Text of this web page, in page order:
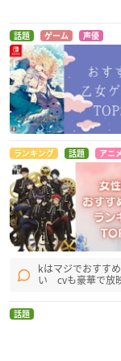
ZOMBIE-LOAN
赤月知佳
少年陰陽師
朱雀
話題 ゲーム 声優
ランキング 話題 アニ
kはマジでおすす
い cvも豪華で放
話題